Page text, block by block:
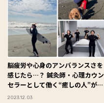
脳疲労や心身のアンバランスさを
感じたら…？ 鍼灸師・心理カウン
セラーとして働く“癒しの人”が実
践する「セルフリカバリーのコ
2023.12.03